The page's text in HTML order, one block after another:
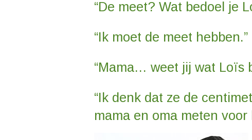
“De meet? Wat bedoel je
“Ik moet de meet hebben.”
“Mama… weet jij wat Loïs
“Ik denk dat ze de
mama en oma meten voor